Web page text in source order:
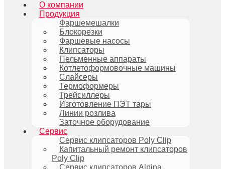
О компании
Продукция
Фаршемешалки
Блокорезки
Фаршевые насосы
Клипсаторы
Пельменные аппараты
Котлетоформовочные машины
Слайсеры
Термоформеры
Трейсиллеры
Изготовление ПЭТ тары
Линии розлива
Заточное оборудование
Сервис
Сервис клипсаторов Poly Clip
Капитальный ремонт клипсаторов
Poly Clip
Сервис клипсаторов Alpina